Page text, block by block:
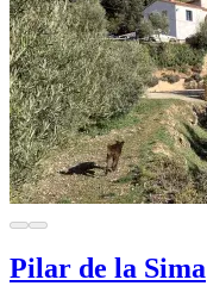
Pilar de la Sima